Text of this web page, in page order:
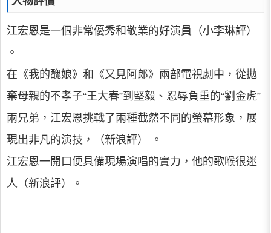
江宏恩是一個非常優秀和敬業的好演員（小李琳評）
。
在《我的醜娘》和《又見阿郎》兩部電視劇中，從拋
棄母親的不孝子“王大春”到堅毅、忍辱負重的“劉金虎”
兩兄弟，江宏恩挑戰了兩種截然不同的螢幕形象，展
現出非凡的演技，（新浪評） 。
江宏恩一開口便具備現場演唱的實力，他的歌喉很迷
人（新浪評）。